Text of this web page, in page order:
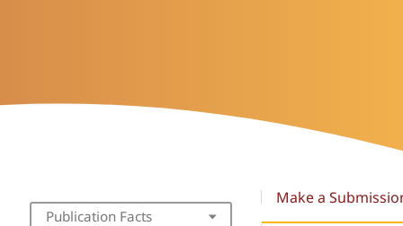
Publication Facts
Make a